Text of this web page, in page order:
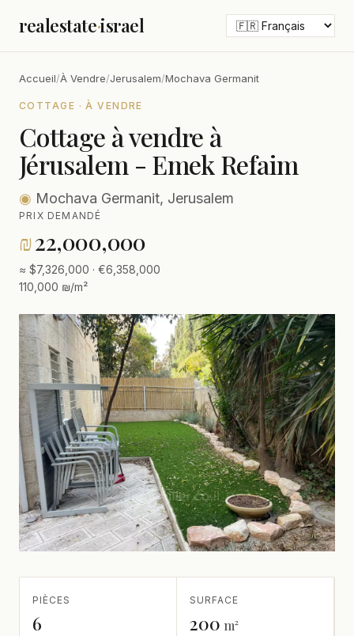
realestate·israel
Accueil/À Vendre/Jerusalem/Mochava Germanit
COTTAGE · À VENDRE
Cottage à vendre à
Jérusalem - Emek Refaim
◉ Mochava Germanit, Jerusalem
PRIX DEMANDÉ
₪22,000,000
≈ $7,326,000 · €6,358,000
110,000 ₪/m²
PIÈCES
6
SURFACE
200 m²